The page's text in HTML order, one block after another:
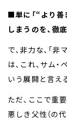
■単に「“より善
しまうのを、徹
で、非力な、「
は、これ、サム
いう展開と言え
ただ、ここで重
悪しき父性（の